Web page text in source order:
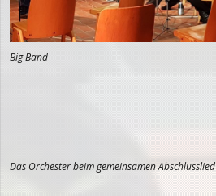
Big Band
Das Orchester beim gemeinsamen Abschlusslied